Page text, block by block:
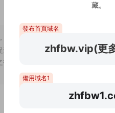
供試閱，僅供學習交流,請于下
整個行業的良性發展，刺激作者
立即删除。爲此給您帶來的不便
藏。
發布首頁域名
zhfbw.vip(更
備用域名1